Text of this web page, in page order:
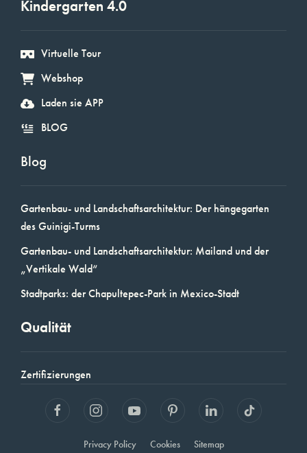
Kindergarten 4.0
Virtuelle Tour
Webshop
Laden sie APP
BLOG
Blog
Gartenbau- und Landschaftsarchitektur: Der hängegarten
des Guinigi-Turms
Gartenbau- und Landschaftsarchitektur: Mailand und der
„Vertikale Wald“
Stadtparks: der Chapultepec-Park in Mexico-Stadt
Qualität
Zertifizierungen
Privacy Policy Cookies Sitemap